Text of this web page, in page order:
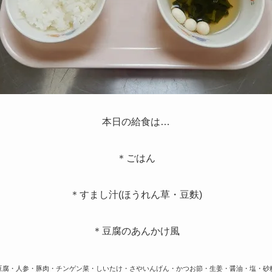
本日の給食は…
＊ごはん
＊すまし汁(ほうれん草・豆麩)
＊豆腐のあんかけ風
腐・人参・豚肉・チンゲン菜・しいたけ・さやいんげん・かつお節・生姜・醤油・塩・砂